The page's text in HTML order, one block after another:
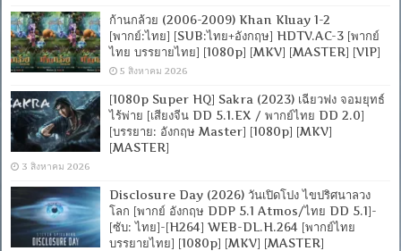
ก้านกล้วย (2006-2009) Khan Kluay 1-2
[พากย์:ไทย] [SUB:ไทย+อังกฤษ] HDTV.AC-3 [พากย์
ไทย บรรยายไทย] [1080p] [MKV] [MASTER] [VIP]
5 สิงหาคม 2026
[1080p Super HQ] Sakra (2023) เฉียวฟง จอมยุทธ์
ไร้พ่าย [เสียงจีน DD 5.1.EX / พากย์ไทย DD 2.0]
[บรรยาย: อังกฤษ Master] [1080p] [MKV]
[MASTER]
3 สิงหาคม 2026
Disclosure Day (2026) วันเปิดโปง ไขปริศนาลวง
โลก [พากย์ อังกฤษ DDP 5.1 Atmos/ไทย DD 5.1]-
[ซับ: ไทย]-[H264] WEB-DL.H.264 [พากย์ไทย
บรรยายไทย] [1080p] [MKV] [MASTER]